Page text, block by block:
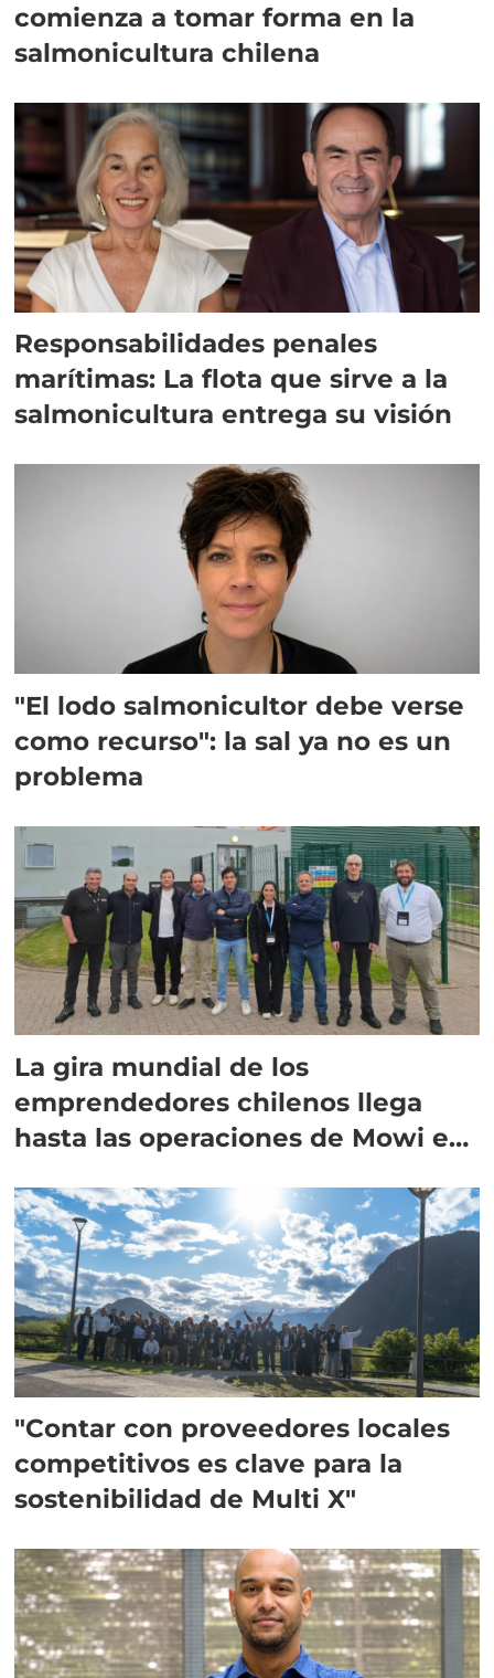
comienza a tomar forma en la
salmonicultura chilena
Responsabilidades penales
marítimas: La flota que sirve a la
salmonicultura entrega su visión
"El lodo salmonicultor debe verse
como recurso": la sal ya no es un
problema
La gira mundial de los
emprendedores chilenos llega
hasta las operaciones de Mowi en
"Contar con proveedores locales
competitivos es clave para la
sostenibilidad de Multi X"